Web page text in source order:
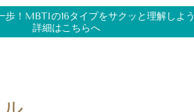
歩！MBTIの16タイプをサクッと理解しよう
詳細はこちらへ